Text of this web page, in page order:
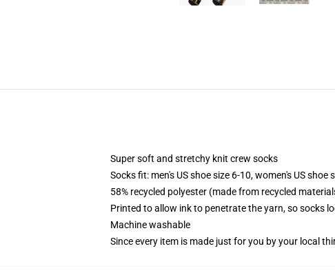
Super soft and stretchy knit crew socks
Socks fit: men's US shoe size 6-10, women's US
58% recycled polyester (made from recycled
Printed to allow ink to penetrate the yarn, so socks
Machine washable
Since every item is made just for you by your local